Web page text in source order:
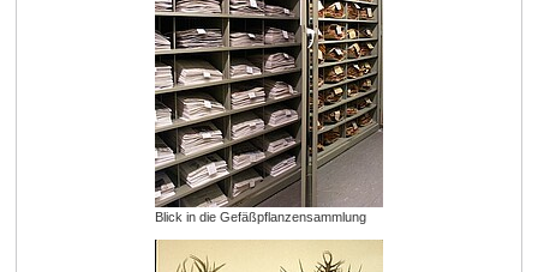
Blick in die Gefäßpflanzensammlung